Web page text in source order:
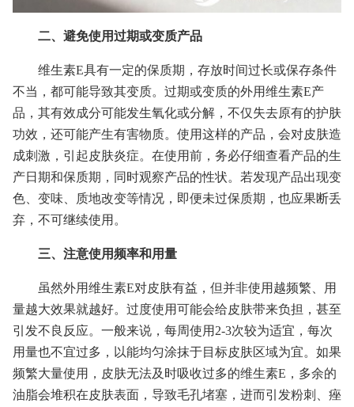
二、避免使用过期或变质产品
维生素E具有一定的保质期，存放时间过长或保存条件
不当，都可能导致其变质。过期或变质的外用维生素E产
品，其有效成分可能发生氧化或分解，不仅失去原有的护肤
功效，还可能产生有害物质。使用这样的产品，会对皮肤造
成刺激，引起皮肤炎症。在使用前，务必仔细查看产品的生
产日期和保质期，同时观察产品的性状。若发现产品出现变
色、变味、质地改变等情况，即便未过保质期，也应果断丢
弃，不可继续使用。
三、注意使用频率和用量
虽然外用维生素E对皮肤有益，但并非使用越频繁、用
量越大效果就越好。过度使用可能会给皮肤带来负担，甚至
引发不良反应。一般来说，每周使用2-3次较为适宜，每次
用量也不宜过多，以能均匀涂抹于目标皮肤区域为宜。如果
频繁大量使用，皮肤无法及时吸收过多的维生素E，多余的
油脂会堆积在皮肤表面，导致毛孔堵塞，进而引发粉刺、痤